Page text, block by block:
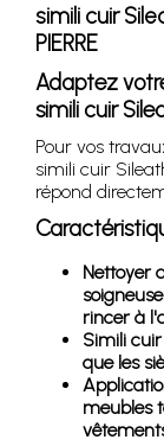
simili cuir
PIERRE
Adaptez
simili cuir
Pour vos
simili cuir
répond
Nettoyer
rincer à
Simili
que les
meubles